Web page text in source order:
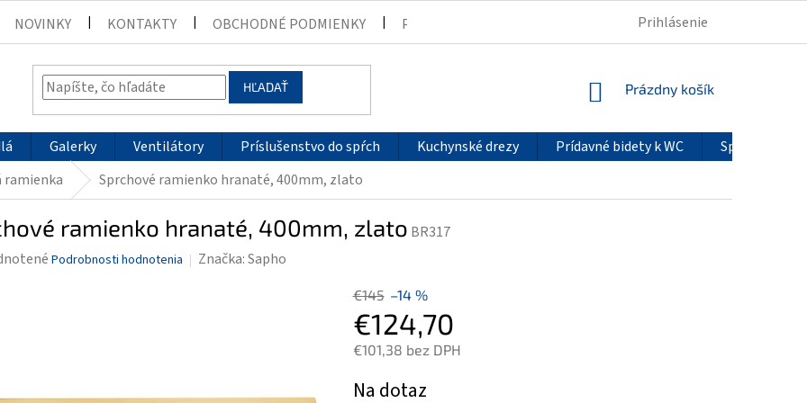
NOVINKY KONTAKTY OBCHODNÉ PODMIENKY PODMIENKY OCHRANY OSOBNÝCH ÚDAJOV REKLAMÁCIE
Prihlásenie
HĽADAŤ
NÁKUPNÝ
Prázdny košík
Galerky Ventilátory Príslušenstvo do spŕch Kuchynské drezy Prídavné bidety k WC
Sprchové
ramienka Sprchové ramienko hranaté, 400mm, zlato
ramienko hranaté, 400mm, zlato BR317
Podrobnosti hodnotenia Značka:Sapho
€145 –14 %
€124,70
€101,38 bez DPH
cena:
Na dotaz